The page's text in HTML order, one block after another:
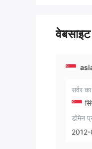
वेबसाइट
सर्वर
डोमेन